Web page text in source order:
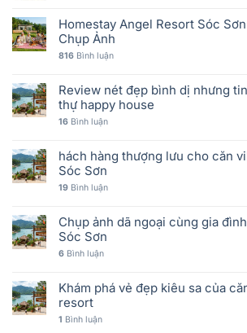
Homestay Angel Resort Sóc
Chụp Ảnh
816 Bình luận
Review nét đẹp bình dị nhưng
thự happy house
16 Bình luận
hách hàng thượng lưu cho căn
Sóc Sơn
19 Bình luận
Chụp ảnh dã ngoại cùng gia
Sóc Sơn
6 Bình luận
Khám phá vẻ đẹp kiêu sa của
resort
1 Bình luận